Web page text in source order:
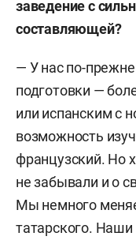
заведение с
составляющей?
— У нас по-
подготовки —
или испанским с
возможность
французский. Но
не забывали и о
Мы немного
татарского.